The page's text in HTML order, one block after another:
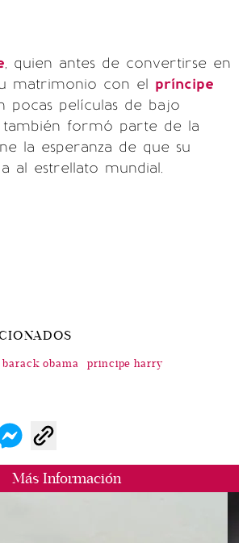
Más Información
, quien antes de convertirse en
matrimonio con el príncipe
pocas películas de bajo
también formó parte de la
la esperanza de que su
al estrellato mundial.
barack obama principe harry